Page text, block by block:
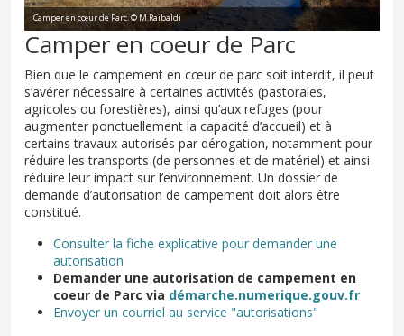
Camper en cœur de Parc. © M.Raibaldi
Camper en coeur de Parc
Bien que le campement en cœur de parc soit interdit, il peut
s’avérer nécessaire à certaines activités (pastorales,
agricoles ou forestières), ainsi qu’aux refuges (pour
augmenter ponctuellement la capacité d’accueil) et à
certains travaux autorisés par dérogation, notamment pour
réduire les transports (de personnes et de matériel) et ainsi
réduire leur impact sur l’environnement. Un dossier de
demande d’autorisation de campement doit alors être
constitué.
Consulter la fiche explicative pour demander une
autorisation
Demander une autorisation de campement en
coeur de Parc via démarche.numerique.gouv.fr
Envoyer un courriel au service "autorisations"